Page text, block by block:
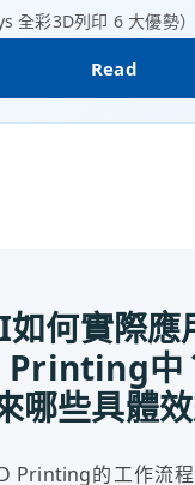
全彩3D列印 6 大優勢）
Read
如何實際應
Printing中
哪些具體
Printing的工作流